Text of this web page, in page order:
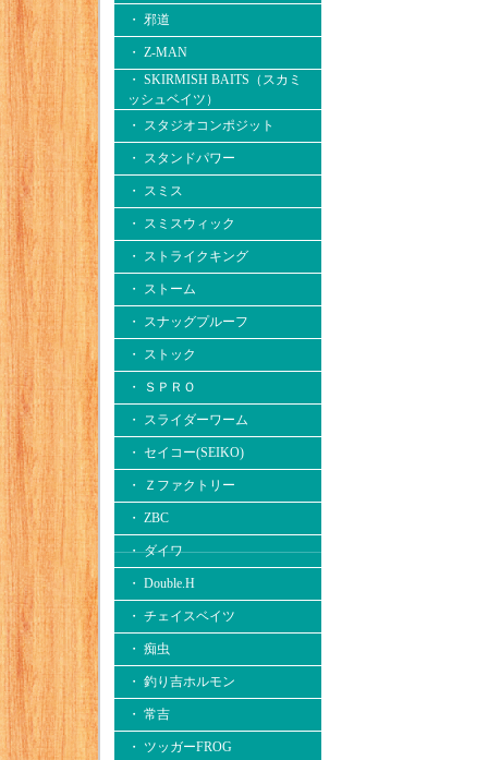
・ 邪道
・ Z-MAN
・ SKIRMISH BAITS（スカミ
ッシュベイツ）
・ スタジオコンポジット
・ スタンドパワー
・ スミス
・ スミスウィック
・ ストライクキング
・ ストーム
・ スナッグプルーフ
・ ストック
・ ＳＰＲＯ
・ スライダーワーム
・ セイコー(SEIKO)
・ Ｚファクトリー
・ ZBC
・ ダイワ
・ Double.H
・ チェイスベイツ
・ 痴虫
・ 釣り吉ホルモン
・ 常吉
・ ツッガーFROG